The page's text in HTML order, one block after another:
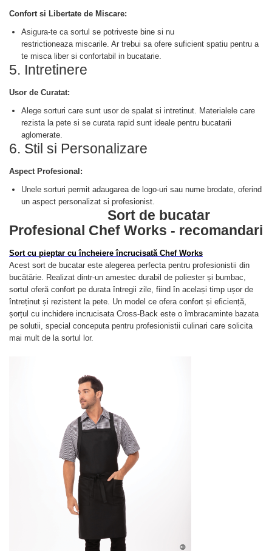
Confort si Libertate de Miscare:
Asigura-te ca sortul se potriveste bine si nu
restrictioneaza miscarile. Ar trebui sa ofere suficient spatiu pentru a
te misca liber si confortabil in bucatarie.
5. Intretinere
Usor de Curatat:
Alege sorturi care sunt usor de spalat si intretinut. Materialele care
rezista la pete si se curata rapid sunt ideale pentru bucatarii
aglomerate.
6. Stil si Personalizare
Aspect Profesional:
Unele sorturi permit adaugarea de logo-uri sau nume brodate, oferind
un aspect personalizat si profesionist.
Sort de bucatar
Profesional Chef Works - recomandari
Sort cu pieptar cu încheiere încrucisată Chef Works
Acest sort de bucatar este alegerea perfecta pentru profesionistii din
bucătărie. Realizat dintr-un amestec durabil de poliester și bumbac,
sortul oferă confort pe durata întregii zile, fiind în același timp ușor de
întreținut și rezistent la pete. Un model ce ofera confort și eficiență,
șorțul cu inchidere incrucisata Cross-Back este o îmbracaminte bazata
pe solutii, special conceputa pentru profesionistii culinari care solicita
mai mult de la sortul lor.